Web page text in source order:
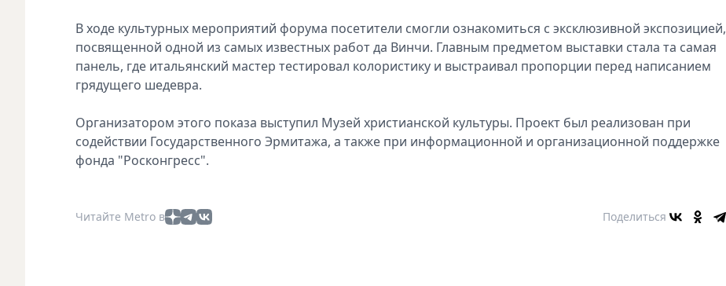
В ходе культурных мероприятий форума посетители смогли ознакомиться с эксклюзивной экспозицией,
посвященной одной из самых известных работ да Винчи. Главным предметом выставки стала та самая
панель, где итальянский мастер тестировал колористику и выстраивал пропорции перед написанием
грядущего шедевра.
Организатором этого показа выступил Музей христианской культуры. Проект был реализован при
содействии Государственного Эрмитажа, а также при информационной и организационной поддержке
фонда "Росконгресс".
Читайте Metro в Поделиться